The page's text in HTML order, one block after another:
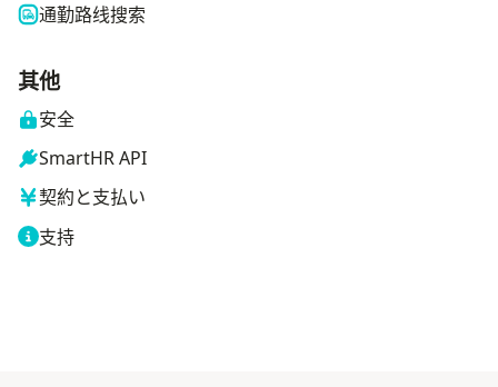
通勤路线搜索
其他
安全
SmartHR API
契約と支払い
支持